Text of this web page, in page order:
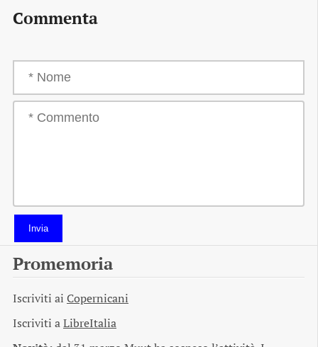
Commenta
Invia
Promemoria
Iscriviti ai Copernicani
Iscriviti aLibreItalia